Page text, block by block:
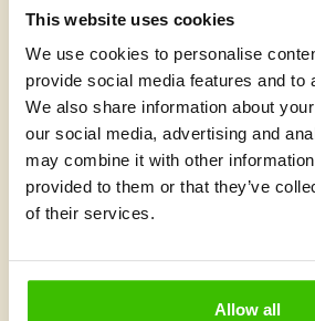
This website uses cookies
We use cookies to personalise
provide social media features and to
We also share information about
our social media, advertising and
may combine it with other
provided to them or that they’ve
of their services.
Allow all
játéknak élnék meg
gyakorlásnak. Minden edzés egy
számukra, amitől lelkesen és
Hisszük, hogy aGymnathlon az
hogy a sport egész életükben
álljon.
Alapítók: Jan Březina és